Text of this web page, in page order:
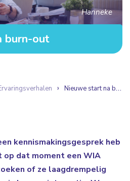
Hanneke
burn-out
Nieuwe start na burn-out
kennismakingsgesprek heb
op dat moment een WIA
of ze laagdrempelig